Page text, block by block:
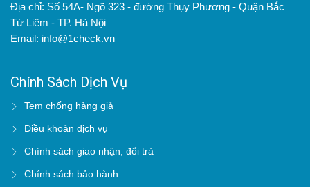
Địa chỉ: Số 54A- Ngõ 323 - đường Thụy Phương - Quận Bắc
Từ Liêm - TP. Hà Nội
Email: info@1check.vn
Chính Sách Dịch Vụ
Tem chống hàng giả
Điều khoản dịch vụ
Chính sách giao nhận, đổi trả
Chính sách bảo hành